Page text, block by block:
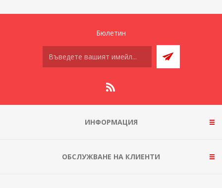
Бюлетин
ИНФОРМАЦИЯ
ОБСЛУЖВАНЕ НА КЛИЕНТИ